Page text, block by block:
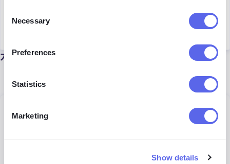
Selection
Necessary
Preferences
Statistics
Marketing
Show details
계속 읽기
일반